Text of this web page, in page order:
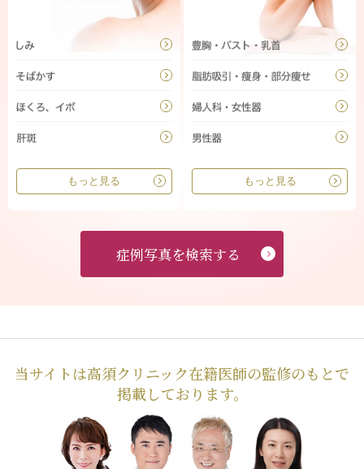
もっと見る もっと見る
症例写真を検索する
当サイトは高須クリニック在籍医師の監修のもとで
掲載しております。